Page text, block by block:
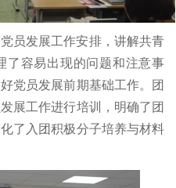
员发展工作安排，讲解共青
了容易出现的问题和注意事
党员发展前期基础工作。团
展工作进行培训，明确了团
了入团积极分子培养与材料